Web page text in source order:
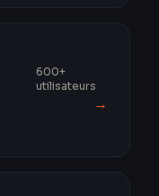
600+
utilisateurs
→